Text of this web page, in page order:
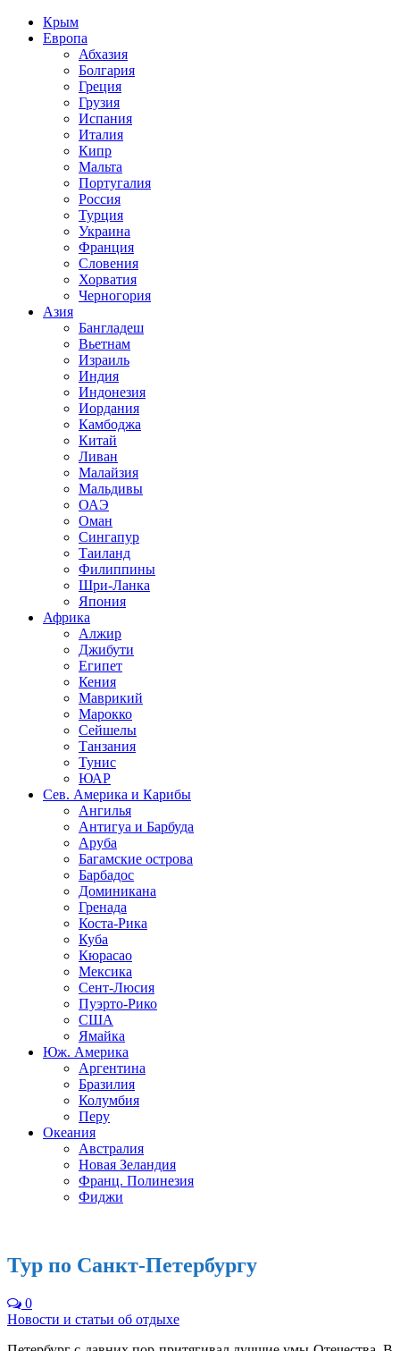
Крым
Европа
Абхазия
Болгария
Греция
Грузия
Испания
Италия
Кипр
Мальта
Португалия
Россия
Турция
Украина
Франция
Словения
Хорватия
Черногория
Азия
Бангладеш
Вьетнам
Израиль
Индия
Индонезия
Иордания
Камбоджа
Китай
Ливан
Малайзия
Мальдивы
ОАЭ
Оман
Сингапур
Таиланд
Филиппины
Шри-Ланка
Япония
Африка
Алжир
Джибути
Египет
Кения
Маврикий
Марокко
Сейшелы
Танзания
Тунис
ЮАР
Сев. Америка и Карибы
Ангилья
Антигуа и Барбуда
Аруба
Багамские острова
Барбадос
Доминикана
Гренада
Коста-Рика
Куба
Кюрасао
Мексика
Сент-Люсия
Пуэрто-Рико
США
Ямайка
Юж. Америка
Аргентина
Бразилия
Колумбия
Перу
Океания
Австралия
Новая Зеландия
Франц. Полинезия
Фиджи
Тур по Санкт-Петербургу
0
Новости и статьи об отдыхе